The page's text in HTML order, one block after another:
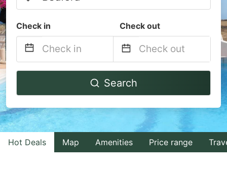
Check in Check out
Navigate
to
interact
with
the
Navigate
to
interact
with
the
Search
Hot Deals Map Amenities Price range